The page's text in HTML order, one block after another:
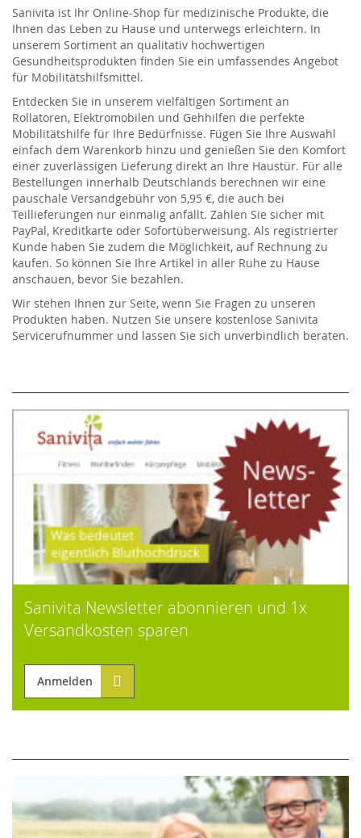
Sanivita Newsletter abonnieren und 1x
Versandkosten sparen
Anmelden
Sanivita ist Ihr Online-Shop für medizinische Produkte, die
Ihnen das Leben zu Hause und unterwegs erleichtern. In
unserem Sortiment an qualitativ hochwertigen
Gesundheitsprodukten finden Sie ein umfassendes Angebot
für Mobilitätshilfsmittel.
Entdecken Sie in unserem vielfältigen Sortiment an
Rollatoren, Elektromobilen und Gehhilfen die perfekte
Mobilitätshilfe für Ihre Bedürfnisse. Fügen Sie Ihre Auswahl
einfach dem Warenkorb hinzu und genießen Sie den Komfort
einer zuverlässigen Lieferung direkt an Ihre Haustür. Für alle
Bestellungen innerhalb Deutschlands berechnen wir eine
pauschale Versandgebühr von 5,95 €, die auch bei
Teillieferungen nur einmalig anfällt. Zahlen Sie sicher mit
PayPal, Kreditkarte oder Sofortüberweisung. Als registrierter
Kunde haben Sie zudem die Möglichkeit, auf Rechnung zu
kaufen. So können Sie Ihre Artikel in aller Ruhe zu Hause
anschauen, bevor Sie bezahlen.
Wir stehen Ihnen zur Seite, wenn Sie Fragen zu unseren
Produkten haben. Nutzen Sie unsere kostenlose Sanivita
Servicerufnummer und lassen Sie sich unverbindlich beraten.